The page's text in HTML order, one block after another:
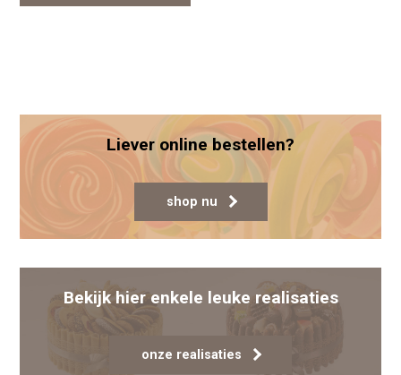
Liever online bestellen?
shop nu
Bekijk hier enkele leuke realisaties
onze realisaties